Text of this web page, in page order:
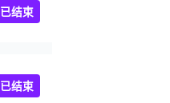
已结束
已结束